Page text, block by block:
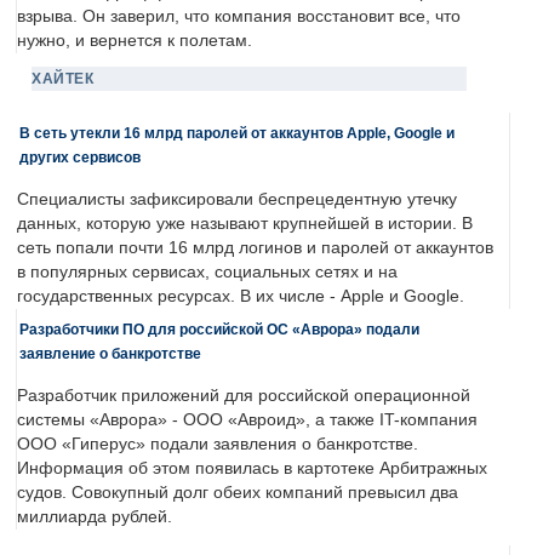
взрыва. Он заверил, что компания восстановит все, что
нужно, и вернется к полетам.
ХАЙТЕК
В сеть утекли 16 млрд паролей от аккаунтов Apple, Google и
других сервисов
Специалисты зафиксировали беспрецедентную утечку
данных, которую уже называют крупнейшей в истории. В
сеть попали почти 16 млрд логинов и паролей от аккаунтов
в популярных сервисах, социальных сетях и на
государственных ресурсах. В их числе - Apple и Google.
Разработчики ПО для российской ОС «Аврора» подали
заявление о банкротстве
Разработчик приложений для российской операционной
системы «Аврора» - ООО «Авроид», а также IT-компания
ООО «Гиперус» подали заявления о банкротстве.
Информация об этом появилась в картотеке Арбитражных
судов. Совокупный долг обеих компаний превысил два
миллиарда рублей.